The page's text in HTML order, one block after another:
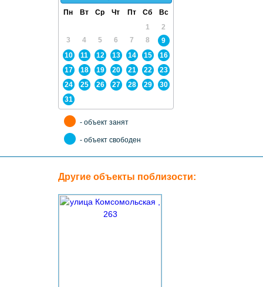
Пн Вт Ср Чт Пт Сб
Вс
1
2
3
4 5 6 7 8
9
10
11 12 13 14 15
16
17
18 19 20 21 22
23
24
25 26 27 28 29
30
31
- объект занят
- объект свободен
Другие объекты поблизости: